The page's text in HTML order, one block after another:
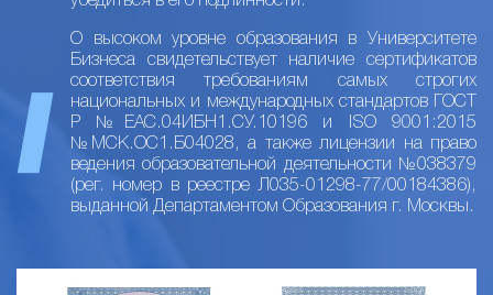
О высоком уровне образования в Университете
Бизнеса свидетельствует наличие сертификатов
соответствия требованиям самых строгих
национальных и международных стандартов ГОСТ
Р №ЕАС.04ИБН1.СУ.10196 и ISO 9001:2015
№МСК.ОС1.Б04028, а также лицензии на право
ведения образовательной деятельности №038379
(рег. номер в реестре Л035-01298-77/00184386),
выданной Департаментом Образования г. Москвы.